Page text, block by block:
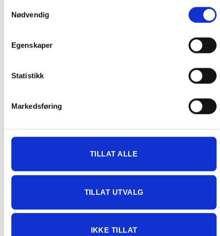
Nødvendig
Egenskaper
Statistikk
Markedsføring
TILLAT ALLE
TILLAT UTVALG
IKKE TILLAT
Sulfitt
Bløtdyr
MATPRODUKTER FOR PIZZABAKING MATPRODUKTER FOR PIZZABAKING
Tomater DOP 400g